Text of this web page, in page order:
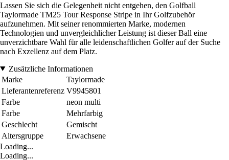
Lassen Sie sich die Gelegenheit nicht entgehen, den Golfball
Taylormade TM25 Tour Response Stripe in Ihr Golfzubehör
aufzunehmen. Mit seiner renommierten Marke, modernen
Technologien und unvergleichlicher Leistung ist dieser Ball eine
unverzichtbare Wahl für alle leidenschaftlichen Golfer auf der Suche
nach Exzellenz auf dem Platz.
Zusätzliche Informationen
Marke
Taylormade
Lieferantenreferenz V9945801
Farbe
neon multi
Farbe
Mehrfarbig
Geschlecht
Gemischt
Altersgruppe
Erwachsene
Loading...
Loading...